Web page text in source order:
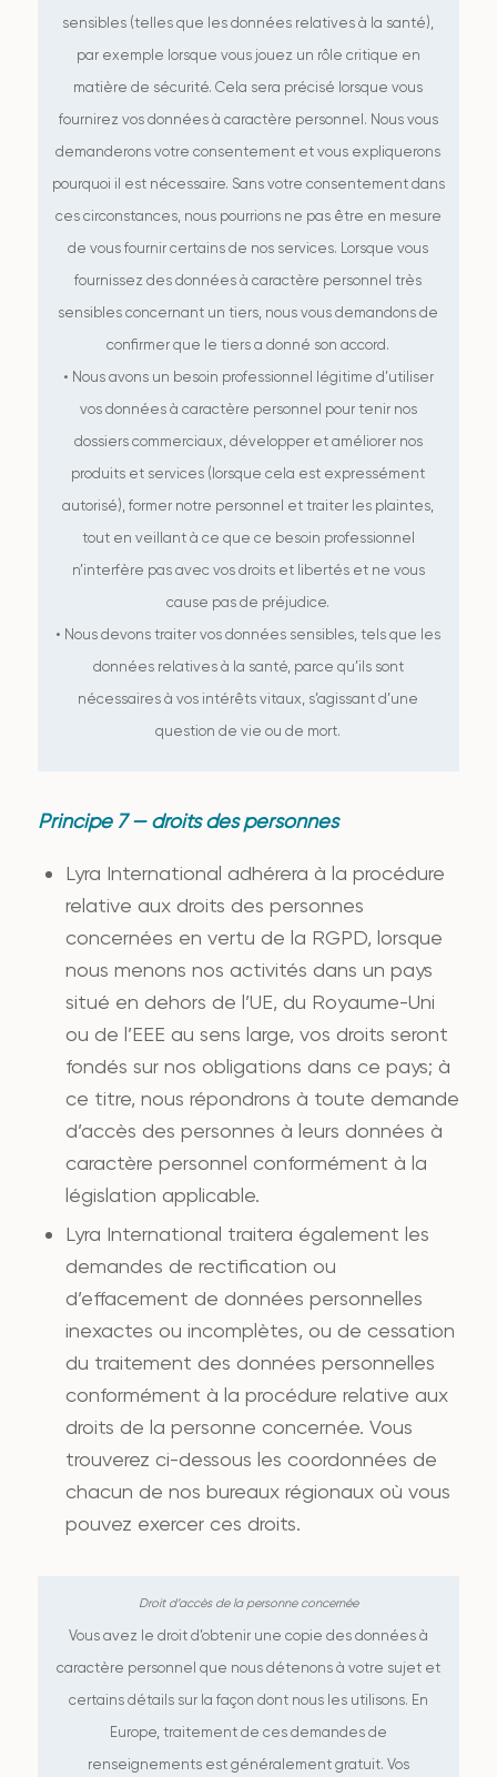
sensibles (telles que les données relatives à la santé),
par exemple lorsque vous jouez un rôle critique en
matière de sécurité. Cela sera précisé lorsque vous
fournirez vos données à caractère personnel. Nous vous
demanderons votre consentement et vous expliquerons
pourquoi il est nécessaire. Sans votre consentement dans
ces circonstances, nous pourrions ne pas être en mesure
de vous fournir certains de nos services. Lorsque vous
fournissez des données à caractère personnel très
sensibles concernant un tiers, nous vous demandons de
confirmer que le tiers a donné son accord.
• Nous avons un besoin professionnel légitime d’utiliser
vos données à caractère personnel pour tenir nos
dossiers commerciaux, développer et améliorer nos
produits et services (lorsque cela est expressément
autorisé), former notre personnel et traiter les plaintes,
tout en veillant à ce que ce besoin professionnel
n’interfère pas avec vos droits et libertés et ne vous
cause pas de préjudice.
• Nous devons traiter vos données sensibles, tels que les
données relatives à la santé, parce qu’ils sont
nécessaires à vos intérêts vitaux, s’agissant d’une
question de vie ou de mort.
Principe 7 — droits des personnes
Lyra International adhérera à la procédure
relative aux droits des personnes
concernées en vertu de la RGPD, lorsque
nous menons nos activités dans un pays
situé en dehors de l’UE, du Royaume-Uni
ou de l’EEE au sens large, vos droits seront
fondés sur nos obligations dans ce pays; à
ce titre, nous répondrons à toute demande
d’accès des personnes à leurs données à
caractère personnel conformément à la
législation applicable.
Lyra International traitera également les
demandes de rectification ou
d’effacement de données personnelles
inexactes ou incomplètes, ou de cessation
du traitement des données personnelles
conformément à la procédure relative aux
droits de la personne concernée. Vous
trouverez ci-dessous les coordonnées de
chacun de nos bureaux régionaux où vous
pouvez exercer ces droits.
Vous avez le droit d’obtenir une copie des données à
caractère personnel que nous détenons à votre sujet et
certains détails sur la façon dont nous les utilisons. En
Europe, traitement de ces demandes de
renseignements est généralement gratuit. Vos